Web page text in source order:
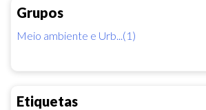
Grupos
Meio ambiente e Urb...(1)
Etiquetas